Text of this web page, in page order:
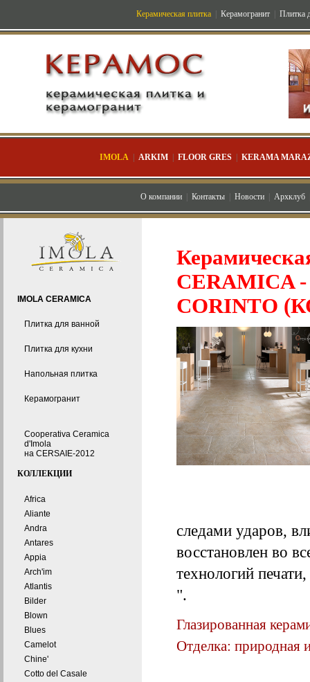
Керамическая плитка Керамогранит Плитка
IMOLA| ARKIM| FLOOR GRES| KERAMA
О компании| Контакты| Новости| Архклуб
IMOLA CERAMICA
Плитка для ванной
Плитка для кухни
Напольная плитка
Керамогранит
Cooperativa Ceramica
d'Imola
на CERSAIE-2012
КОЛЛЕКЦИИ
Africa
Aliante
Andra
Antares
Appia
Arch'im
Atlantis
Bilder
Blown
Blues
Camelot
Chine'
Cotto del Casale
CERAMICA
CORINTО
следами ударов,
восстановлен во
технологий
".
Глазированная
Отделка: природная